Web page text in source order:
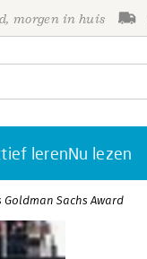
morgen in huis
lerenNu lezen
Sachs Award